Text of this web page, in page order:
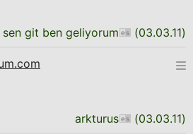
sen git ben geliyorum (03.03.11)
arkturus (03.03.11)